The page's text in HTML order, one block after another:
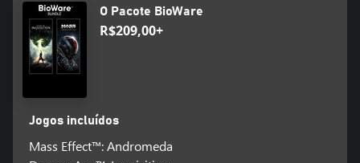
O Pacote BioWare
R$209,00+
Jogos incluídos
Mass Effect™: Andromeda